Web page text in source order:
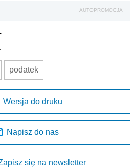
AUTOPROMOCJA
podatek
Wersja do druku
Napisz do nas
się na newsletter